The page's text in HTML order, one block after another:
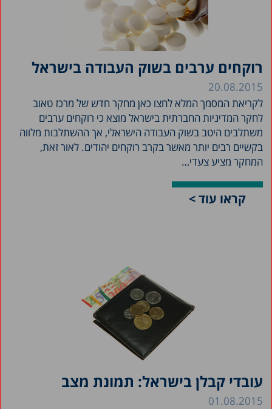
רוקחים ערבים בשוק העבודה בישראל
20.08.2015
לקריאת המסמך המלא לחצו כאן מחקר חדש של מרכז טאוב
לחקר המדיניות החברתית בישראל מוצא כי רוקחים ערבים
משתלבים היטב בשוק העבודה הישראלי, אך ההשתלבות מלווה
בקשיים רבים יותר מאשר בקרב רוקחים יהודים. לאור זאת,
המחקר מציע צעדי…
קראו עוד >
עובדי קבלן בישראל: תמונת מצב
01.08.2015